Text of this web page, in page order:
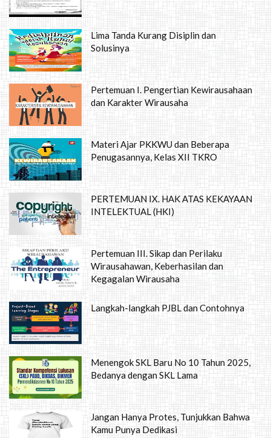
Lima Tanda Kurang Disiplin dan
Solusinya
Pertemuan I. Pengertian Kewirausahaan
dan Karakter Wirausaha
Materi Ajar PKKWU dan Beberapa
Penugasannya, Kelas XII TKRO
PERTEMUAN IX. HAK ATAS KEKAYAAN
INTELEKTUAL (HKI)
Pertemuan III. Sikap dan Perilaku
Wirausahawan, Keberhasilan dan
Kegagalan Wirausaha
Langkah-langkah PJBL dan Contohnya
Menengok SKL Baru No 10 Tahun 2025,
Bedanya dengan SKL Lama
Jangan Hanya Protes, Tunjukkan Bahwa
Kamu Punya Dedikasi